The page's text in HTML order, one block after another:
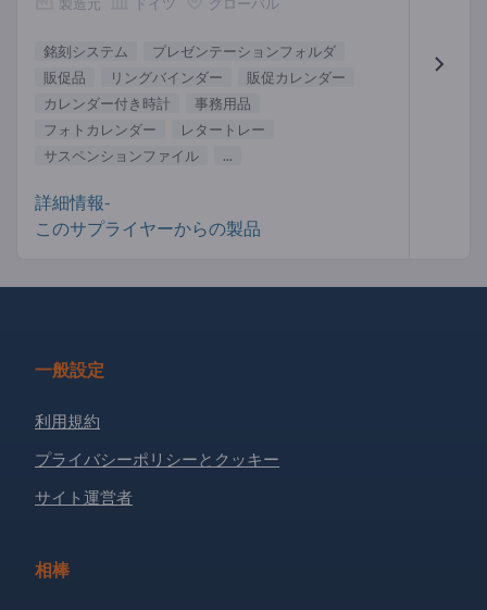
製造元 ドイツ グローバル
銘刻システム
プレゼンテーションフォルダ
販促品
リングバインダー
販促カレンダー
カレンダー付き時計
事務用品
フォトカレンダー
レタートレー
サスペンションファイル
...
詳細情報-
このサプライヤーからの製品
一般設定
利用規約
プライバシーポリシーとクッキー
サイト運営者
相棒